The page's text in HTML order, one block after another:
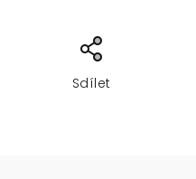
Sdílet